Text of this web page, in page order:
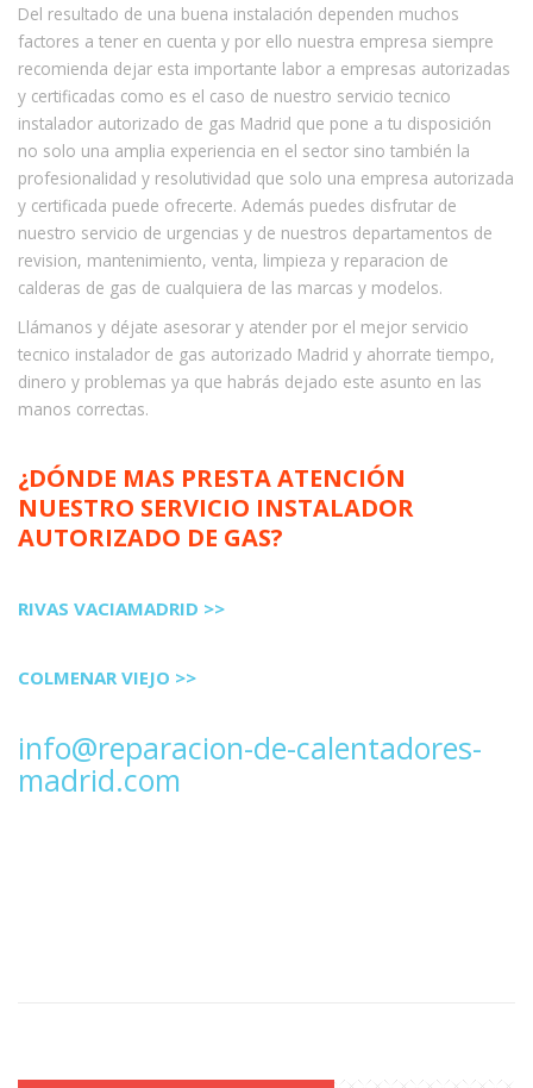
Del resultado de una buena instalación dependen muchos
factores a tener en cuenta y por ello nuestra empresa siempre
recomienda dejar esta importante labor a empresas autorizadas
y certificadas como es el caso de nuestro servicio tecnico
instalador autorizado de gas Madrid que pone a tu disposición
no solo una amplia experiencia en el sector sino también la
profesionalidad y resolutividad que solo una empresa autorizada
y certificada puede ofrecerte. Además puedes disfrutar de
nuestro servicio de urgencias y de nuestros departamentos de
revision, mantenimiento, venta, limpieza y reparacion de
calderas de gas de cualquiera de las marcas y modelos.
Llámanos y déjate asesorar y atender por el mejor servicio
tecnico instalador de gas autorizado Madrid y ahorrate tiempo,
dinero y problemas ya que habrás dejado este asunto en las
manos correctas.
¿DÓNDE MAS PRESTA ATENCIÓN
NUESTRO SERVICIO INSTALADOR
AUTORIZADO DE GAS?
RIVAS VACIAMADRID >>
COLMENAR VIEJO >>
info@reparacion-de-calentadores-
madrid.com